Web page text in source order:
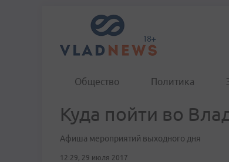
Общество Политика
Куда пойти во
Афиша мероприятий выходного дня
12:29, 29 июля 2017